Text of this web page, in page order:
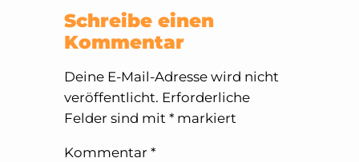
Schreibe einen
Kommentar
Deine E-Mail-Adresse wird nicht
veröffentlicht. Erforderliche
Felder sind mit *markiert
Kommentar *